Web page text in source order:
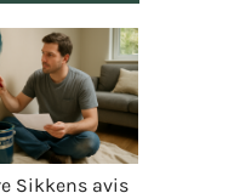
Sikkens avis